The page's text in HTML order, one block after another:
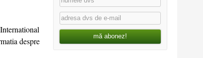
despre
mă abonez!